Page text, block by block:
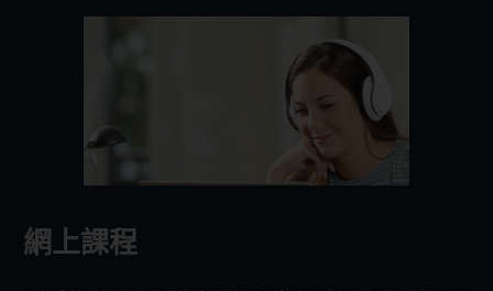
網上課程